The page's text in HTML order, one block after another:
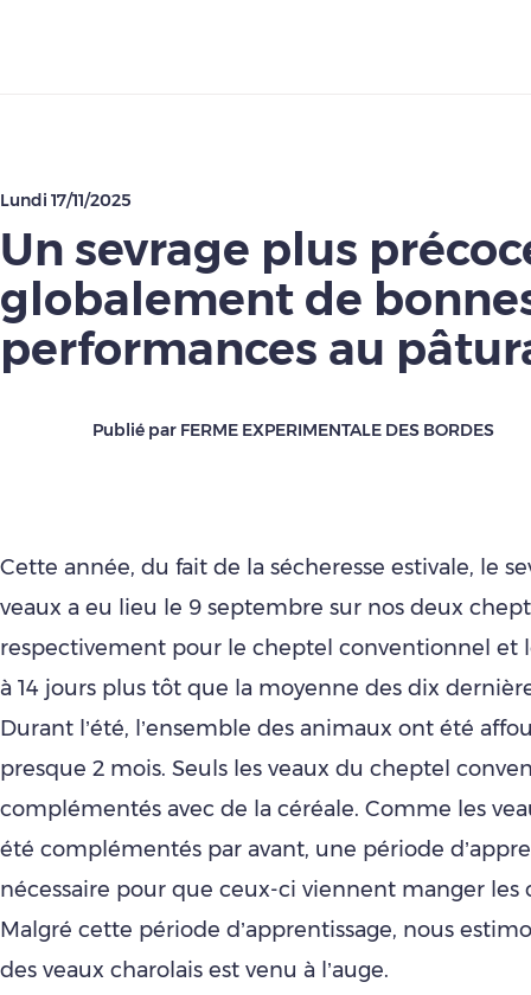
Lundi 17/11/2025
Un sevrage plus
globalement de
performances au
Publié par FERME EXPERIMENTALE DES BORDES
Cette année, du fait de la sécheresse estivale, le
veaux a eu lieu le 9 septembre sur nos deux
respectivement pour le cheptel conventionnel et
à 14 jours plus tôt que la moyenne des dix
Durant l’été, l’ensemble des animaux ont été
presque 2 mois. Seuls les veaux du cheptel
complémentés avec de la céréale. Comme les
été complémentés par avant, une période
nécessaire pour que ceux-ci viennent manger les
Malgré cette période d’apprentissage, nous
des veaux charolais est venu à l’auge.